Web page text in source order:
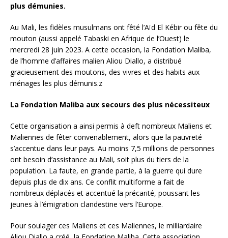
plus démunies.
Au Mali, les fidèles musulmans ont fêté l’Aïd El Kébir ou fête du
mouton (aussi appelé Tabaski en Afrique de l’Ouest) le
mercredi 28 juin 2023. A cette occasion, la Fondation Maliba,
de l’homme d’affaires malien Aliou Diallo, a distribué
gracieusement des moutons, des vivres et des habits aux
ménages les plus démunis.z
La Fondation Maliba aux secours des plus nécessiteux
Cette organisation a ainsi permis à deft nombreux Maliens et
Maliennes de fêter convenablement, alors que la pauvreté
s’accentue dans leur pays. Au moins 7,5 millions de personnes
ont besoin d’assistance au Mali, soit plus du tiers de la
population. La faute, en grande partie, à la guerre qui dure
depuis plus de dix ans. Ce conflit multiforme a fait de
nombreux déplacés et accentué la précarité, poussant les
jeunes à l’émigration clandestine vers l’Europe.
Pour soulager ces Maliens et ces Maliennes, le milliardaire